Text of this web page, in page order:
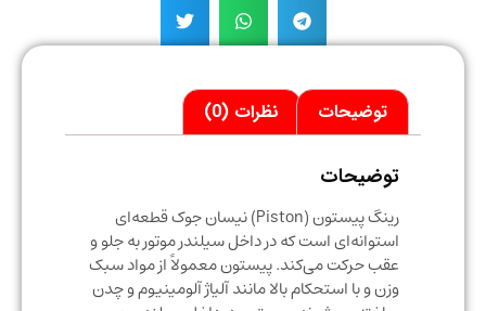
توضیحات نظرات (0)
توضیحات
رینگ پیستون (Piston) نیسان جوک قطعه‌ای
استوانه‌ای است که در داخل سیلندر موتور به جلو و
عقب حرکت می‌کند. پیستون معمولاً از مواد سبک
وزن و با استحکام بالا مانند آلیاژ آلومینیوم و چدن